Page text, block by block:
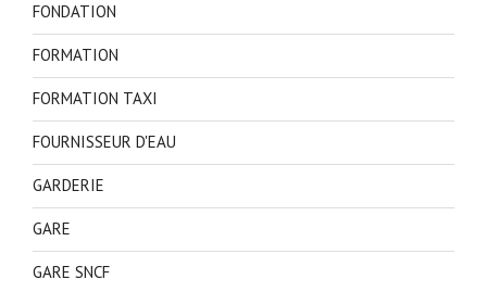
FONDATION
FORMATION
FORMATION TAXI
FOURNISSEUR D'EAU
GARDERIE
GARE
GARE SNCF